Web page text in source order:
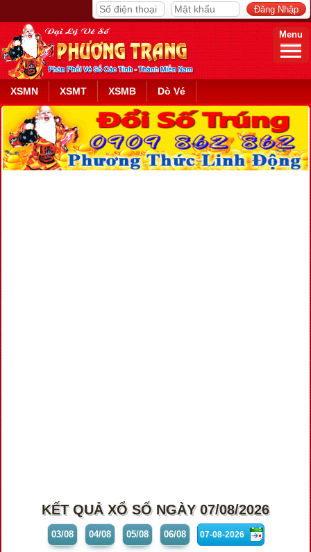
Menu
XSMN XSMT XSMB Dò Vé
KẾT QUẢ XỔ SỐ NGÀY 07/08/2026
03/08 04/08 05/08 06/08